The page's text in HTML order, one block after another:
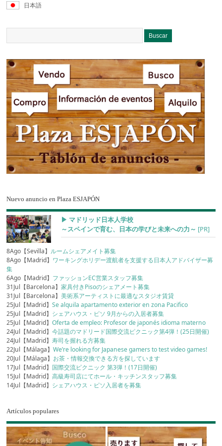
日本語
Nuevo anuncio en Plaza ESJAPÓN
▶︎ マドリッド日本人学校
～スペインで育む、日本の学びと未来への力～ [PR]
8Ago【Sevilla】 ルームシェアメイト募集
8Ago【Madrid】 ワーキングホリデー渡航者を支援する日本人アドバイザー募
集
6Ago【Madrid】 ファッションEC営業スタッフ募集
31Jul【Barcelona】家具付きPisoのシェアメート募集
31Jul【Barcelona】美術系アーティストに最適なスタジオ賃貸
25Jul【Madrid】Se alquila apartamento exterior en zona Pacifico
25Jul【Madrid】 シェアハウス・ピソ 9月からの入居者募集
25Jul【Madrid】Oferta de empleo: Profesor de japonés idioma materno
24Jul【Madrid】今話題のマドリード国際交流ピクニック第4弾！(25日開催)
24Jul【Madrid】寿司を握れる方募集
22Jul【Málaga】We’re looking for Japanese gamers to test video games!
20Jul【Málaga】 お茶・情報交換できる方を探しています
17Jul【Madrid】 国際交流ピクニック 第3弾！(17日開催)
15Jul【Madrid】高級寿司店にてホール・キッチンスタッフ募集
14Jul【Madrid】 シェアハウス・ピソ入居者を募集
Artículos populares